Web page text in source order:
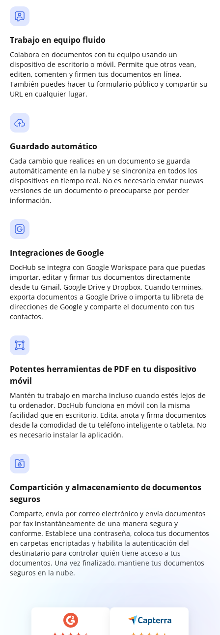
Trabajo en equipo fluido
Colabora en documentos con tu equipo usando un
dispositivo de escritorio o móvil. Permite que otros vean,
editen, comenten y firmen tus documentos en línea.
También puedes hacer tu formulario público y compartir su
URL en cualquier lugar.
Guardado automático
Cada cambio que realices en un documento se guarda
automáticamente en la nube y se sincroniza en todos los
dispositivos en tiempo real. No es necesario enviar nuevas
versiones de un documento o preocuparse por perder
información.
Integraciones de Google
DocHub se integra con Google Workspace para que puedas
importar, editar y firmar tus documentos directamente
desde tu Gmail, Google Drive y Dropbox. Cuando termines,
exporta documentos a Google Drive o importa tu libreta de
direcciones de Google y comparte el documento con tus
contactos.
Potentes herramientas de PDF en tu dispositivo
móvil
Mantén tu trabajo en marcha incluso cuando estés lejos de
tu ordenador. DocHub funciona en móvil con la misma
facilidad que en escritorio. Edita, anota y firma documentos
desde la comodidad de tu teléfono inteligente o tableta. No
es necesario instalar la aplicación.
Compartición y almacenamiento de documentos
seguros
Comparte, envía por correo electrónico y envía documentos
por fax instantáneamente de una manera segura y
conforme. Establece una contraseña, coloca tus documentos
en carpetas encriptadas y habilita la autenticación del
destinatario para controlar quién tiene acceso a tus
documentos. Una vez finalizado, mantiene tus documentos
seguros en la nube.